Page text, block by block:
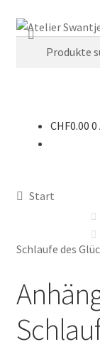
Zur
Navigation
Zum
Inhalt
Suche
Suchen
Mein Konto
Räuchern &
Shop
CHF0.00 0
Start
Schlaufe des